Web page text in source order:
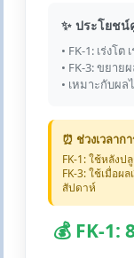
✨ ประโยชน์
• FK-1: เร่งโต
• FK-3: ขยา
• เหมาะกับผ
⏰ ช่วงเวลาก
FK-1: ใช้หลัง
FK-3: ใช้เมื่อผ
สัปดาห์
💰 FK-1: